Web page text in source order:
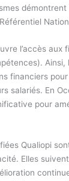
l’accès aux
financiers
salariés. En
pour
Qualiopi
Elles